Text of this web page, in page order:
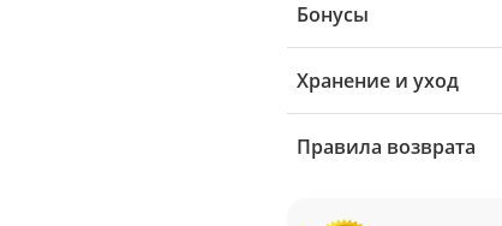
Бонусы
Хранение и уход
Правила возврата